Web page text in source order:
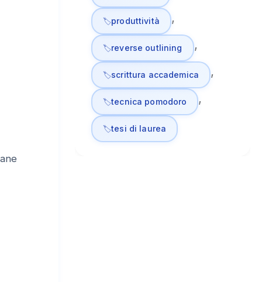
produttività ,
reverse outlining ,
scrittura accademica ,
tecnica pomodoro ,
tesi di laurea